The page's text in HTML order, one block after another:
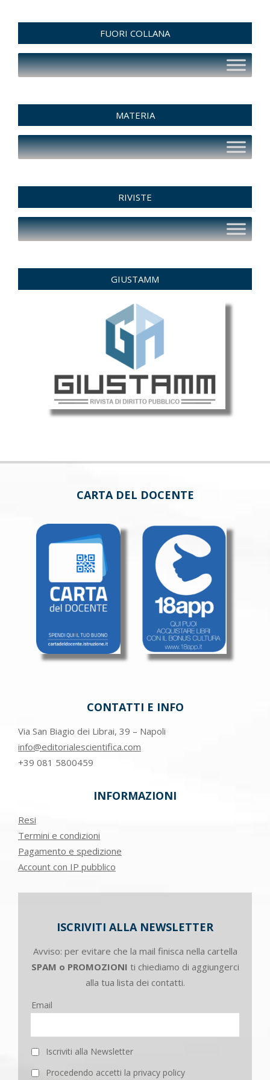
FUORI COLLANA
MATERIA
RIVISTE
GIUSTAMM
CARTA DEL DOCENTE
CONTATTI E INFO
Via San Biagio dei Librai, 39 – Napoli
info@editorialescientifica.com
+39 081 5800459
INFORMAZIONI
Resi
Termini e condizioni
Pagamento e spedizione
Account con IP pubblico
ISCRIVITI ALLA NEWSLETTER
Avviso: per evitare che la mail finisca nella cartella
SPAM o PROMOZIONI ti chiediamo di aggiungerci
alla tua lista dei contatti.
Email
Iscriviti alla Newsletter
Procedendo accetti la privacy policy